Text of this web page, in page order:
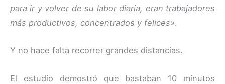
para ir y volver de su labor diaria, eran trabajadores
más productivos, concentrados y felices».
Y no hace falta recorrer grandes distancias.
El estudio demostró que bastaban 10 minutos